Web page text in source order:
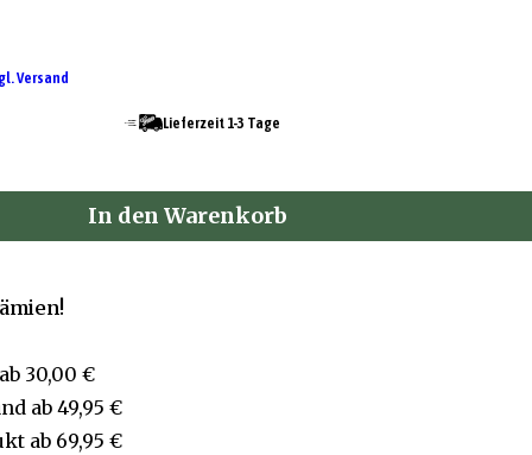
Versand
Lieferzeit 1-3 Tage
In den Warenkorb
ab 30,00 €
ab 49,95 €
ab 69,95 €